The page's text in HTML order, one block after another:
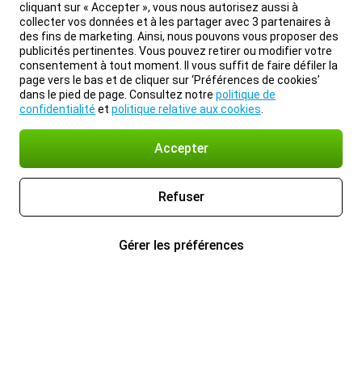
cliquant sur « Accepter », vous nous autorisez aussi à
collecter vos données et à les partager avec 3 partenaires à
des fins de marketing. Ainsi, nous pouvons vous proposer des
publicités pertinentes. Vous pouvez retirer ou modifier votre
consentement à tout moment. Il vous suffit de faire défiler la
page vers le bas et de cliquer sur ‘Préférences de cookies’
dans le pied de page. Consultez notre politique de
confidentialité et politique relative aux cookies
Accepter
Refuser
Gérer les préférences